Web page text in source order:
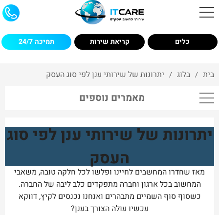
כלים קריאת שירות תמיכה 24/7
בית / בלוג / יתרונות של שירותי ענן לפי סוג העסק
מאמרים נוספים
יתרונות של שירותי ענן לפי סוג
העסק
מאז שחדרו המחשבים לחיינו ופלשו לכל חלקה טובה, משאבי
המחשוב בכל ארגון וחברה מתפקדים כלב ליבה של החברה.
כשסוף סוף השמיים מתבהרים ואנחנו נכנסים לקיץ, דווקא
עכשיו עולה הצורך בענן?